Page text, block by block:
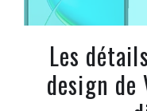
Les
design